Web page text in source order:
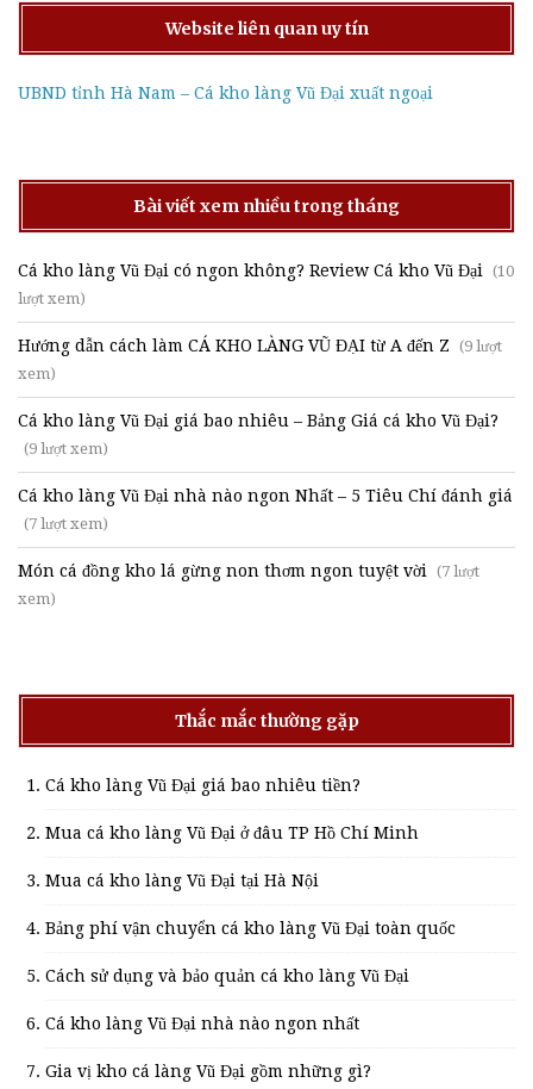
Website liên quan uy tín
UBND tỉnh Hà Nam – Cá kho làng Vũ Đại xuất ngoại
Bài viết xem nhiều trong tháng
Cá kho làng Vũ Đại có ngon không? Review Cá kho Vũ Đại (10
lượt xem)
Hướng dẫn cách làm CÁ KHO LÀNG VŨ ĐẠI từ A đến Z (9 lượt
xem)
Cá kho làng Vũ Đại giá bao nhiêu – Bảng Giá cá kho Vũ Đại?
(9 lượt xem)
Cá kho làng Vũ Đại nhà nào ngon Nhất – 5 Tiêu Chí đánh giá
(7 lượt xem)
Món cá đồng kho lá gừng non thơm ngon tuyệt vời (7 lượt
xem)
Thắc mắc thường gặp
Cá kho làng Vũ Đại giá bao nhiêu tiền?
Mua cá kho làng Vũ Đại ở đâu TP Hồ Chí Minh
Mua cá kho làng Vũ Đại tại Hà Nội
Bảng phí vận chuyển cá kho làng Vũ Đại toàn quốc
Cách sử dụng và bảo quản cá kho làng Vũ Đại
Cá kho làng Vũ Đại nhà nào ngon nhất
Gia vị kho cá làng Vũ Đại gồm những gì?